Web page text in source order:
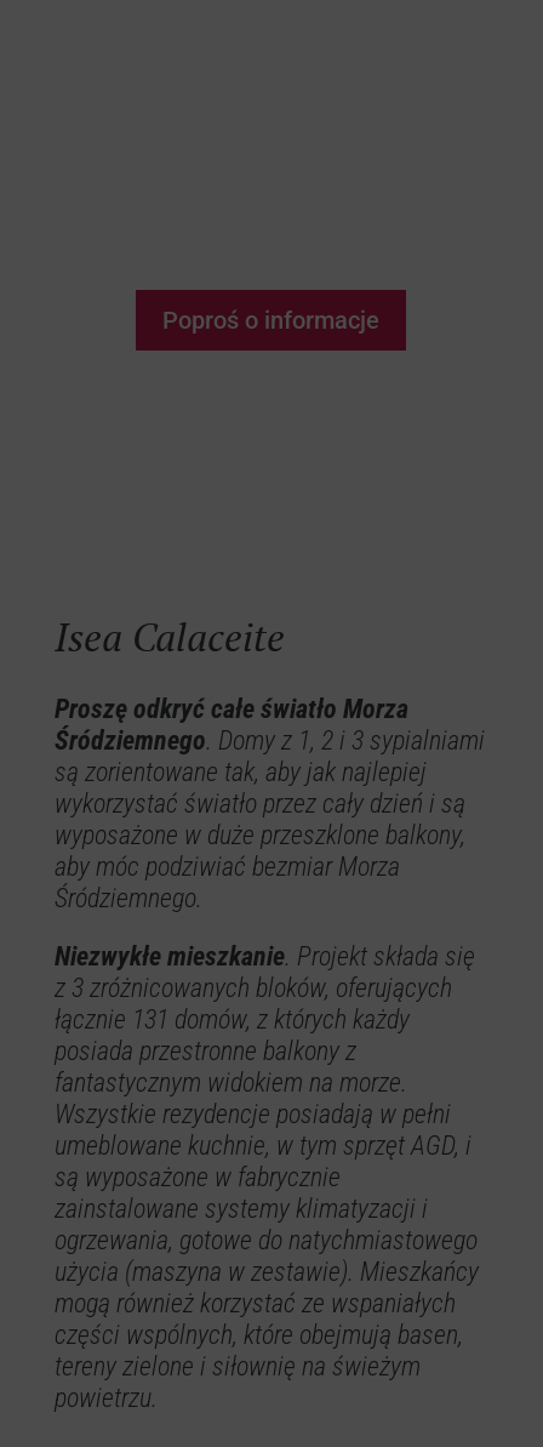
Poproś o informacje
Isea Calaceite
Proszę odkryć całe światło Morza
Śródziemnego. Domy z 1, 2 i 3 sypialniami
są zorientowane tak, aby jak najlepiej
wykorzystać światło przez cały dzień i są
wyposażone w duże przeszklone balkony,
aby móc podziwiać bezmiar Morza
Śródziemnego.
Niezwykłe mieszkanie. Projekt składa się
z 3 zróżnicowanych bloków, oferujących
łącznie 131 domów, z których każdy
posiada przestronne balkony z
fantastycznym widokiem na morze.
Wszystkie rezydencje posiadają w pełni
umeblowane kuchnie, w tym sprzęt AGD, i
są wyposażone w fabrycznie
zainstalowane systemy klimatyzacji i
ogrzewania, gotowe do natychmiastowego
użycia (maszyna w zestawie). Mieszkańcy
mogą również korzystać ze wspaniałych
części wspólnych, które obejmują basen,
tereny zielone i siłownię na świeżym
powietrzu.